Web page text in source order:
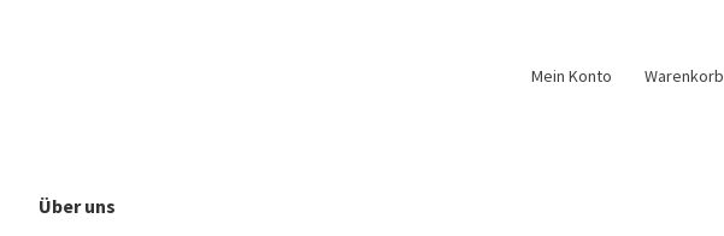
Mein Konto Warenkorb
Über uns